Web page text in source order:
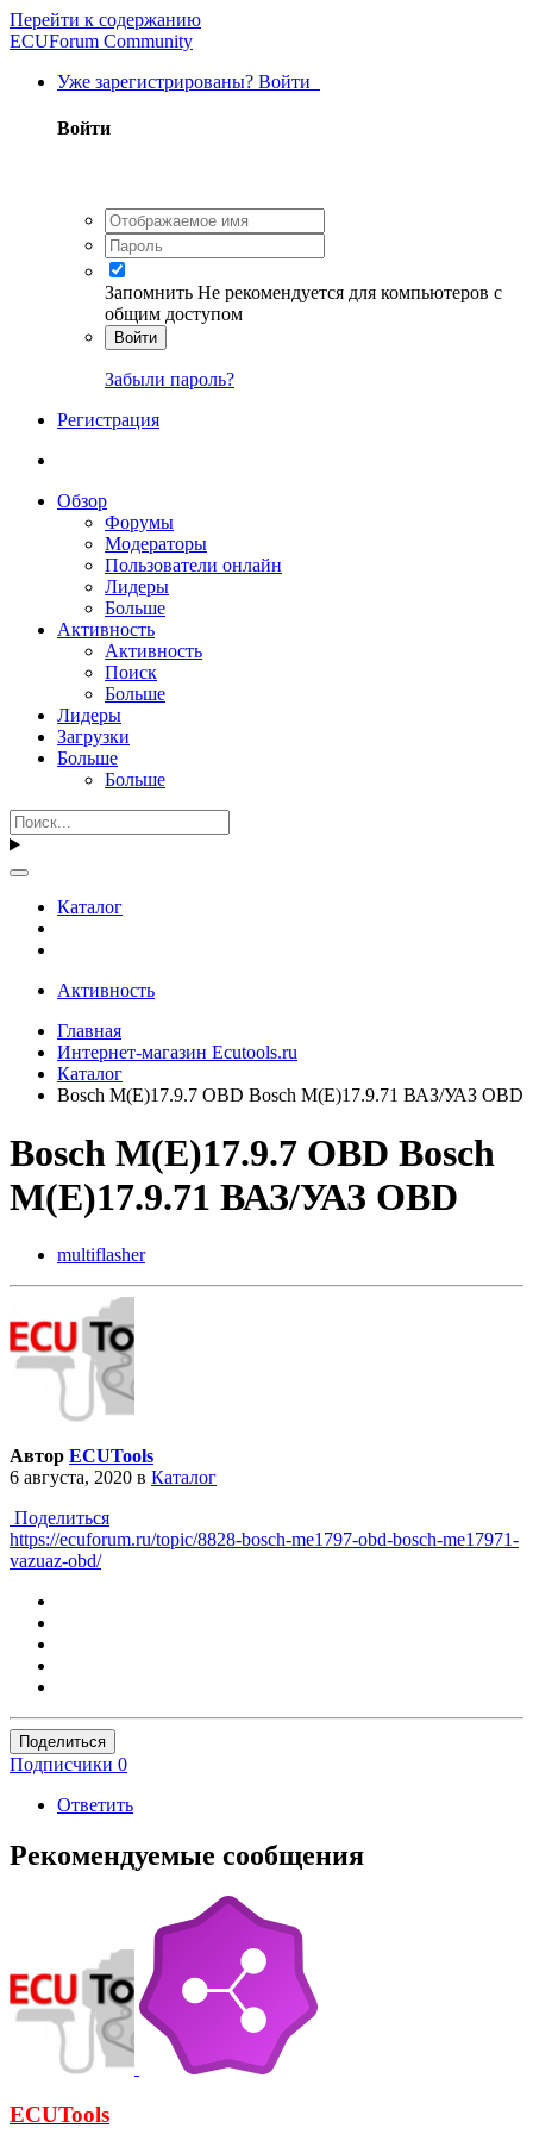
Перейти к содержанию
ECUForum Community
Уже зарегистрированы? Войти
Войти
Запомнить Не рекомендуется для компьютеров с
общим доступом
Войти
Забыли пароль?
Регистрация
Обзор
Форумы
Модераторы
Пользователи онлайн
Лидеры
Больше
Активность
Активность
Поиск
Больше
Лидеры
Загрузки
Больше
Больше
Каталог
Активность
Главная
Интернет-магазин Ecutools.ru
Каталог
Bosch M(E)17.9.7 OBD Bosch M(E)17.9.71 ВАЗ/УАЗ OBD
Bosch M(E)17.9.7 OBD Bosch
M(E)17.9.71 ВАЗ/УАЗ OBD
multiflasher
Автор ECUTools
6 августа, 2020 в Каталог
Поделиться
https://ecuforum.ru/topic/8828-bosch-me1797-obd-bosch-me17971-
vazuaz-obd/
Поделиться
Подписчики 0
Ответить
Рекомендуемые сообщения
ECUTools